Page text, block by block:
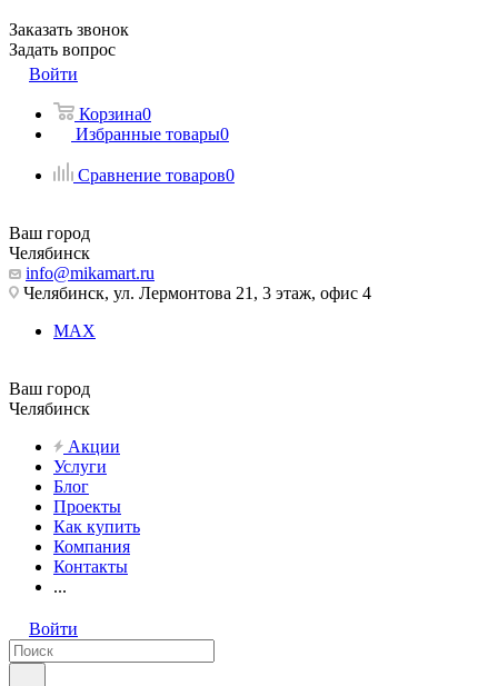
Заказать звонок
Задать вопрос
Войти
Корзина0
Избранные товары0
Сравнение товаров0
Ваш город
Челябинск
info@mikamart.ru
Челябинск, ул. Лермонтова 21, 3 этаж, офис 4
MAX
Ваш город
Челябинск
Акции
Услуги
Блог
Проекты
Как купить
Компания
Контакты
...
Войти